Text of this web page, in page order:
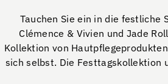
Tauchen Sie ein in die festliche
Clémence & Vivien und Jade
Kollektion von
sich selbst. Die Festtagskollektion